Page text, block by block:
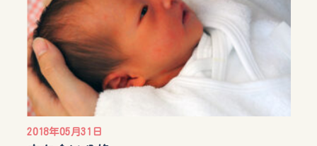
2018年05月31日